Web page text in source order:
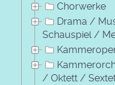
Chorwerke
Drama /
Schauspiel /
/ Oktett /